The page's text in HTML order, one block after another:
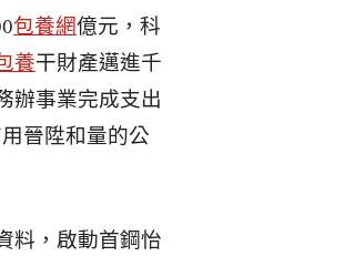
包養網億元，科
養干財產邁進千
辦事業完成支出
晉陞和量的公
料，啟動首鋼怡